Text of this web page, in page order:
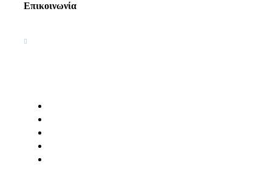
Επικοινωνία